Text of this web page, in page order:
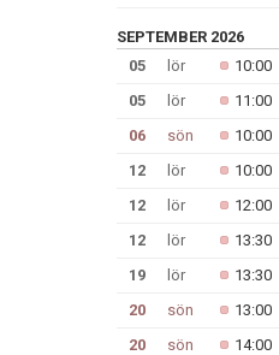
SEPTEMBER 2026
05
lör 10:00
05
lör 11:00
06
sön 10:00
12
lör 10:00
12
lör 12:00
12
lör 13:30
19
lör 13:30
20
sön 13:00
20
sön 14:00